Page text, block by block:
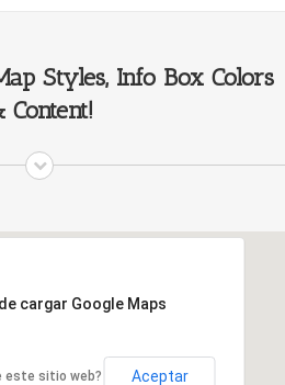
Styles, Info Box Colors
Content!
cargar Google Maps
este sitio web? Aceptar